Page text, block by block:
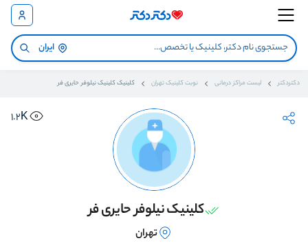
ایران
دکتردکتر لیست مراکز درمانی نوبت کلینیک تهران کلینیک کلینیک نیلوفر حایری فر
1.2K
کلینیک نیلوفر حایری فر
تهران